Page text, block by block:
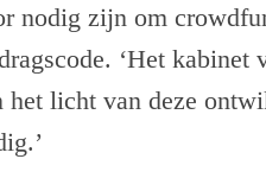
nodig zijn om
‘Het kabinet
licht van deze